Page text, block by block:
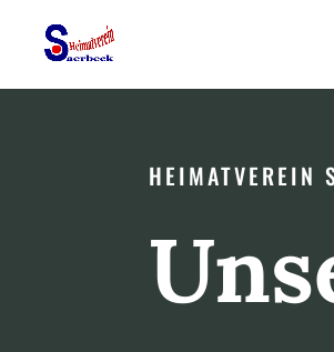
HEIMATVEREIN